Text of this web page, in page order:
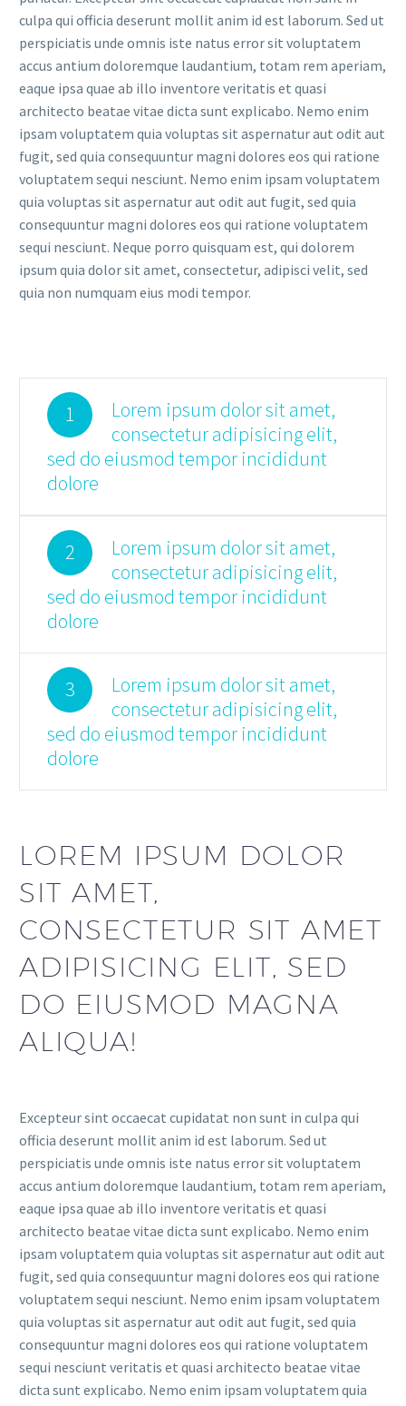
culpa qui officia deserunt mollit anim id est laborum. Sed ut
perspiciatis unde omnis iste natus error sit voluptatem
accus antium doloremque laudantium, totam rem aperiam,
eaque ipsa quae ab illo inventore veritatis et quasi
architecto beatae vitae dicta sunt explicabo. Nemo enim
ipsam voluptatem quia voluptas sit aspernatur aut odit aut
fugit, sed quia consequuntur magni dolores eos qui ratione
voluptatem sequi nesciunt. Nemo enim ipsam voluptatem
quia voluptas sit aspernatur aut odit aut fugit, sed quia
consequuntur magni dolores eos qui ratione voluptatem
sequi nesciunt. Neque porro quisquam est, qui dolorem
ipsum quia dolor sit amet, consectetur, adipisci velit, sed
quia non numquam eius modi tempor.
1
Lorem ipsum dolor sit amet,
consectetur adipisicing elit,
sed do eiusmod tempor incididunt
dolore
2
Lorem ipsum dolor sit amet,
consectetur adipisicing elit,
sed do eiusmod tempor incididunt
dolore
3
Lorem ipsum dolor sit amet,
consectetur adipisicing elit,
sed do eiusmod tempor incididunt
dolore
LOREM IPSUM DOLOR
SIT AMET,
CONSECTETUR SIT AMET
ADIPISICING ELIT, SED
DO EIUSMOD MAGNA
ALIQUA!
Excepteur sint occaecat cupidatat non sunt in culpa qui
officia deserunt mollit anim id est laborum. Sed ut
perspiciatis unde omnis iste natus error sit voluptatem
accus antium doloremque laudantium, totam rem aperiam,
eaque ipsa quae ab illo inventore veritatis et quasi
architecto beatae vitae dicta sunt explicabo. Nemo enim
ipsam voluptatem quia voluptas sit aspernatur aut odit aut
fugit, sed quia consequuntur magni dolores eos qui ratione
voluptatem sequi nesciunt. Nemo enim ipsam voluptatem
quia voluptas sit aspernatur aut odit aut fugit, sed quia
consequuntur magni dolores eos qui ratione voluptatem
sequi nesciunt veritatis et quasi architecto beatae vitae
dicta sunt explicabo. Nemo enim ipsam voluptatem quia